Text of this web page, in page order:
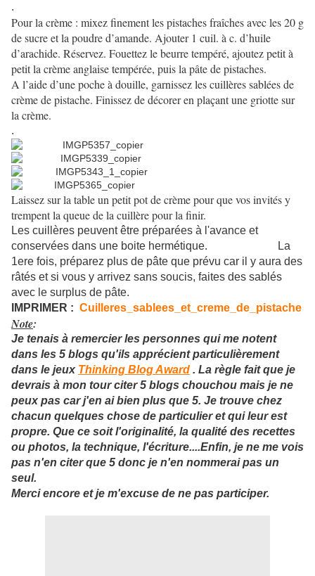
.
Pour la crème : mixez finement les pistaches fraîches avec les 20 g
de sucre et la poudre d’amande. Ajouter 1 cuil. à c. d’huile
d’arachide. Réservez. Fouettez le beurre tempéré, ajoutez petit à
petit la crème anglaise tempérée, puis la pâte de pistaches.
A l’aide d’une poche à douille, garnissez les cuillères sablées de
crème de pistache. Finissez de décorer en plaçant une griotte sur
la crème.
.
Laissez sur la table un petit pot de crème pour que vos invités y
trempent la queue de la cuillère pour la finir.
Les cuillères peuvent être préparées à l'avance et
conservées dans une boite hermétique. La
1ere fois, préparez plus de pâte que prévu car il y aura des
râtés et si vous y arrivez sans soucis, faites des sablés
avec le surplus de pâte.
IMPRIMER : Cuilleres_sablees_et_creme_de_pistache
Note:
Je tenais à remercier les personnes qui me notent
dans les 5 blogs qu'ils apprécient particulièrement
dans le jeux Thinking Blog Award . La règle fait que je
devrais à mon tour citer 5 blogs chouchou mais je ne
peux pas car j'en ai bien plus que 5. Je trouve chez
chacun quelques chose de particulier et qui leur est
propre. Que ce soit l'originalité, la qualité des recettes
ou photos, la technique, l'écriture....Enfin, je ne me vois
pas n'en citer que 5 donc je n'en nommerai pas un
seul.
Merci encore et je m'excuse de ne pas participer.